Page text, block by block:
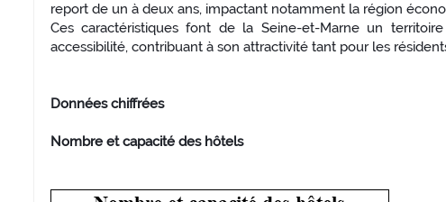
report de un à deux ans, impactant notamment la région
Ces caractéristiques font de la Seine-et-Marne un
accessibilité, contribuant à son attractivité tant pour les
Données chiffrées
Nombre et capacité des hôtels